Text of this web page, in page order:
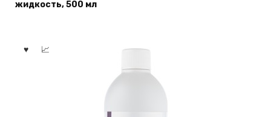
жидкость, 500 мл